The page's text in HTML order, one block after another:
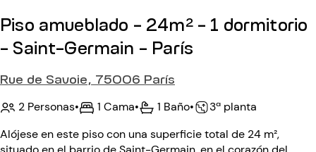
Piso amueblado - 24m² - 1 dormitorio
- Saint-Germain - París
Rue de Savoie, 75006 París
2 Personas• 1 Cama• 1 Baño•
3ª planta
Alójese en este piso con una superficie total de 24 m²,